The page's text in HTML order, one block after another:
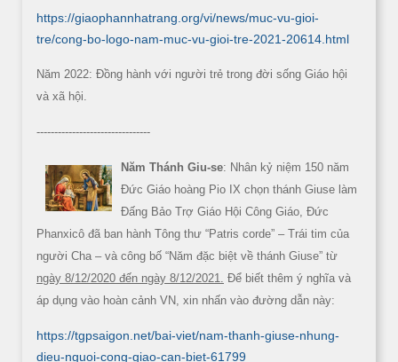
https://giaophannhatrang.org/vi/news/muc-vu-gioi-
tre/cong-bo-logo-nam-muc-vu-gioi-tre-2021-20614.html
Năm 2022: Đồng hành với người trẻ trong đời sống Giáo hội
và xã hội.
--------------------------------
Năm Thánh Giu-se: Nhân kỷ niệm 150 năm
Đức Giáo hoàng Pio IX chọn thánh Giuse làm
Đấng Bảo Trợ Giáo Hội Công Giáo, Đức
Phanxicô đã ban hành Tông thư “Patris corde” – Trái tim của
người Cha – và công bố “Năm đặc biệt về thánh Giuse” từ
ngày 8/12/2020 đến ngày 8/12/2021.
Để biết thêm ý nghĩa và
áp dụng vào hoàn cảnh VN, xin nhấn vào đường dẫn này:
https://tgpsaigon.net/bai-viet/nam-thanh-giuse-nhung-
dieu-nguoi-cong-giao-can-biet-61799